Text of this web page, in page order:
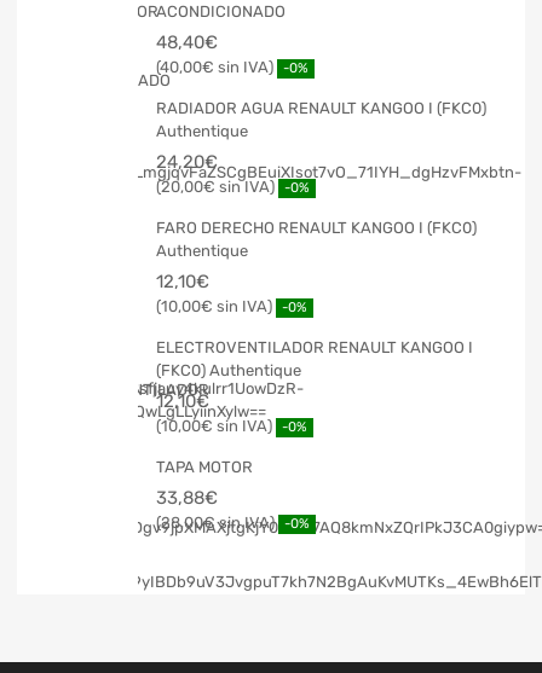
ACONDICIONADO
48,40€
40,00€ -0%
RADIADOR AGUA RENAULT KANGOO I (FKC0)
Authentique
24,20€
20,00€ -0%
FARO DERECHO RENAULT KANGOO I (FKC0)
Authentique
12,10€
10,00€ -0%
ELECTROVENTILADOR RENAULT KANGOO I
(FKC0) Authentique
12,10€
10,00€ -0%
TAPA MOTOR
33,88€
28,00€ -0%